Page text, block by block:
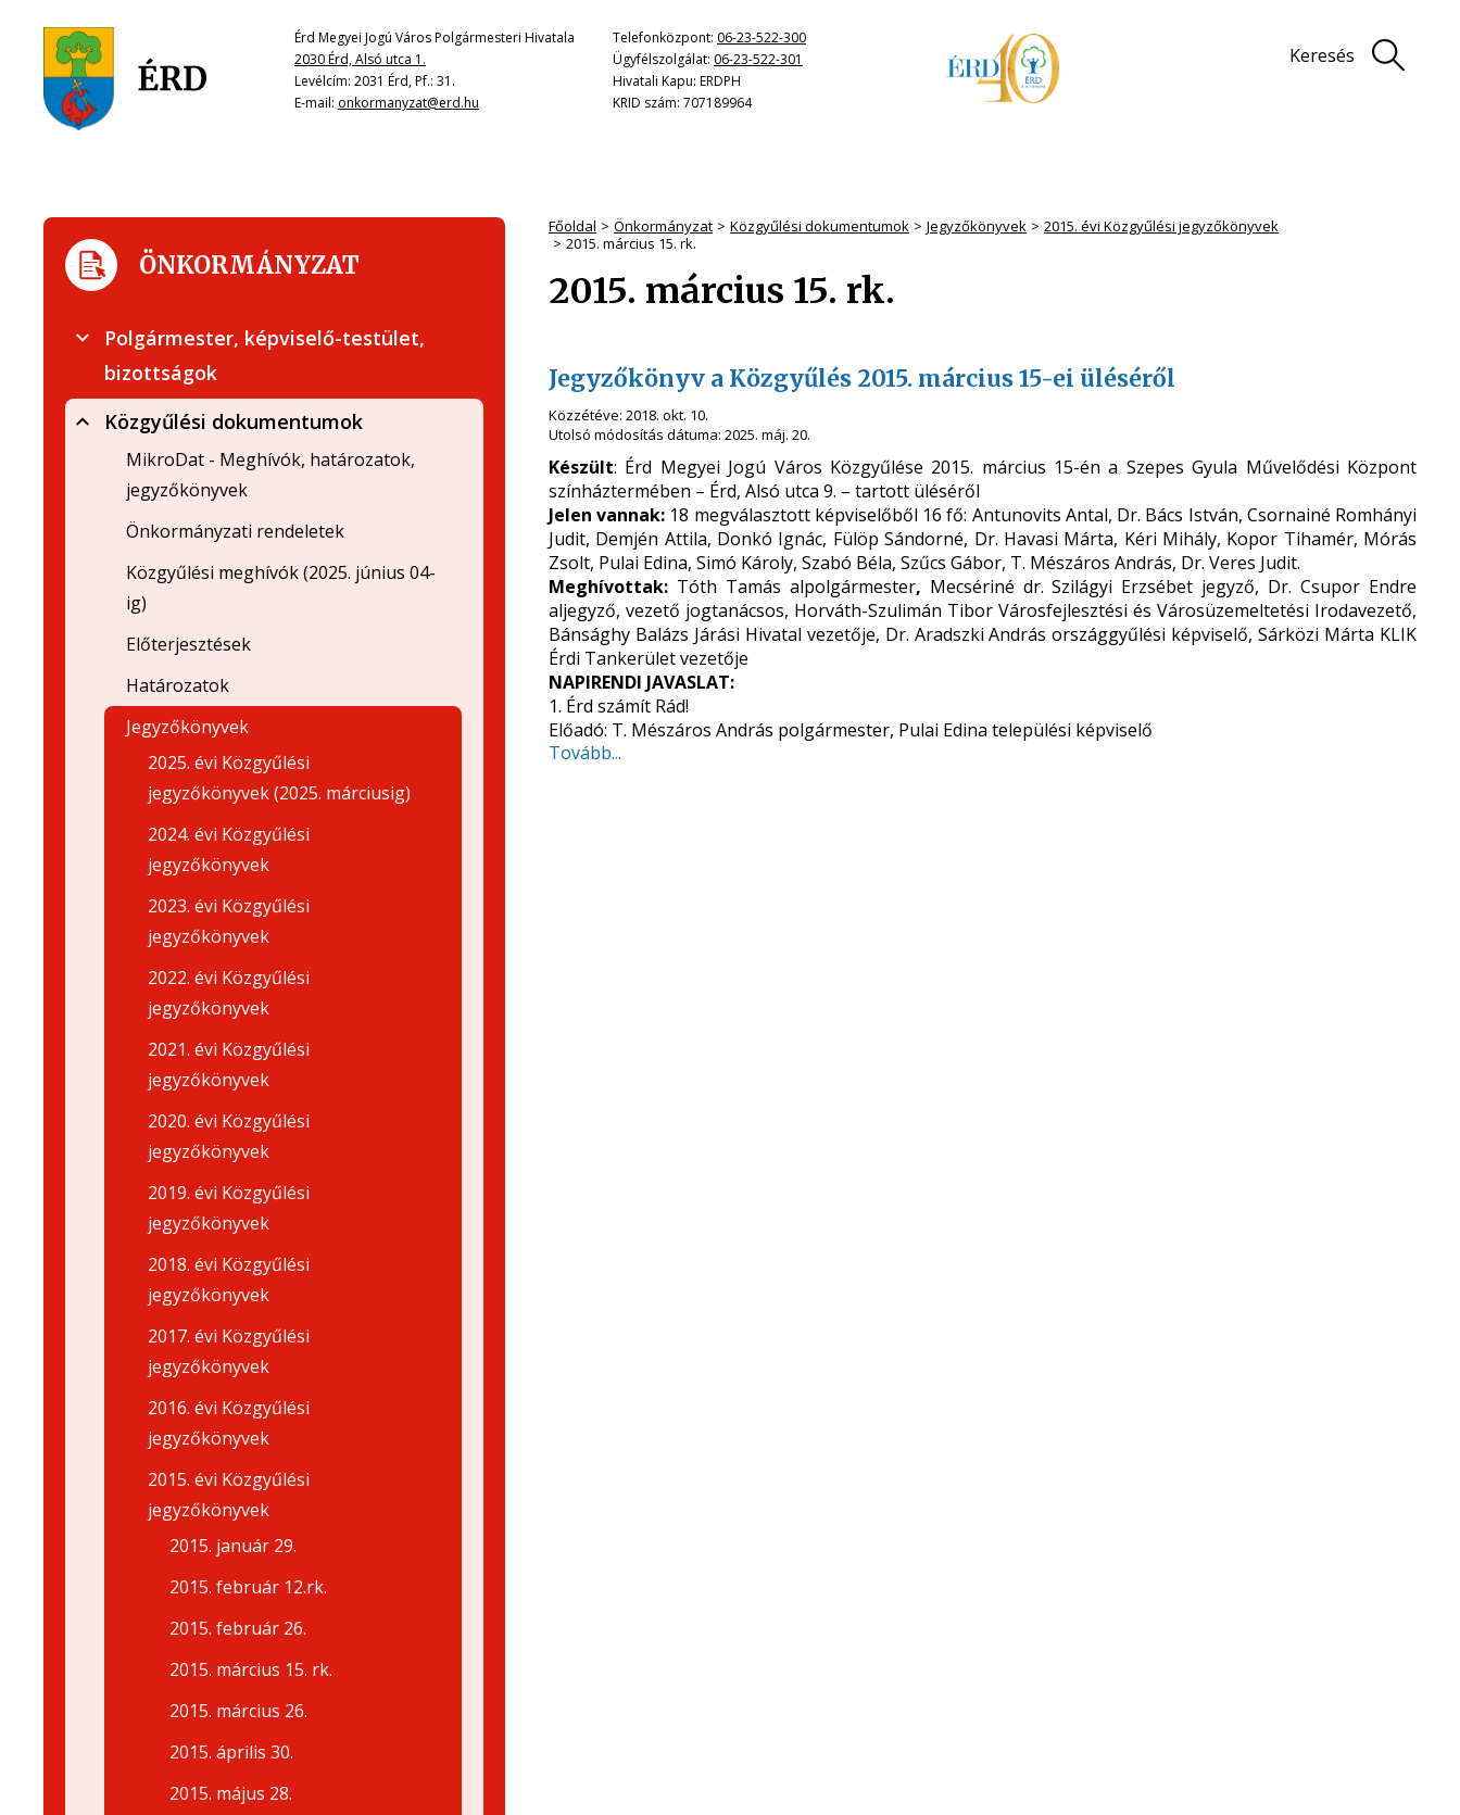
Érd Megyei Jogú Város Polgármesteri Hivatala
2030 Érd, Alsó utca 1.
Levélcím: 2031 Érd, Pf.: 31.
E-mail: onkormanyzat@erd.hu
Telefonközpont: 06-23-522-300
Ügyfélszolgálat: 06-23-522-301
Hivatali Kapu: ERDPH
KRID szám: 707189964
Keresés
Főoldal Önkormányzat Közgyűlési dokumentumok Jegyzőkönyvek
2015. évi Közgyűlési jegyzőkönyvek
2015. március 15. rk.
2015. március 15. rk.
Jegyzőkönyv a Közgyűlés 2015. március 15-ei üléséről
Közzétéve: 2018. okt. 10.
Utolsó módosítás dátuma: 2025. máj. 20.
Készült: Érd Megyei Jogú Város Közgyűlése 2015. március 15-én a Szepes Gyula Művelődési Központ
színháztermében – Érd, Alsó utca 9. – tartott üléséről
Jelen vannak: 18 megválasztott képviselőből 16 fő: Antunovits Antal, Dr. Bács István, Csornainé Romhányi
Judit, Demjén Attila, Donkó Ignác, Fülöp Sándorné, Dr. Havasi Márta, Kéri Mihály, Kopor Tihamér, Mórás
Zsolt, Pulai Edina, Simó Károly, Szabó Béla, Szűcs Gábor, T. Mészáros András, Dr. Veres Judit.
Meghívottak: Tóth Tamás alpolgármester, Mecsériné dr. Szilágyi Erzsébet jegyző, Dr. Csupor Endre
aljegyző, vezető jogtanácsos, Horváth-Szulimán Tibor Városfejlesztési és Városüzemeltetési Irodavezető,
Bánsághy Balázs Járási Hivatal vezetője, Dr. Aradszki András országgyűlési képviselő, Sárközi Márta KLIK
Érdi Tankerület vezetője
NAPIRENDI JAVASLAT:
1. Érd számít Rád!
Előadó: T. Mészáros András polgármester, Pulai Edina települési képviselő
Tovább...
ÖNKORMÁNYZAT
Polgármester, képviselő-testület,
bizottságok
Közgyűlési dokumentumok
MikroDat - Meghívók, határozatok,
jegyzőkönyvek
Önkormányzati rendeletek
Közgyűlési meghívók (2025. június 04-
ig)
Előterjesztések
Határozatok
Jegyzőkönyvek
2025. évi Közgyűlési
jegyzőkönyvek (2025. márciusig)
2024. évi Közgyűlési
jegyzőkönyvek
2023. évi Közgyűlési
jegyzőkönyvek
2022. évi Közgyűlési
jegyzőkönyvek
2021. évi Közgyűlési
jegyzőkönyvek
2020. évi Közgyűlési
jegyzőkönyvek
2019. évi Közgyűlési
jegyzőkönyvek
2018. évi Közgyűlési
jegyzőkönyvek
2017. évi Közgyűlési
jegyzőkönyvek
2016. évi Közgyűlési
jegyzőkönyvek
2015. évi Közgyűlési
jegyzőkönyvek
2015. január 29.
2015. február 12.rk.
2015. február 26.
2015. március 15. rk.
2015. március 26.
2015. április 30.
2015. május 28.